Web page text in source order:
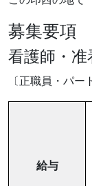
募集要項
看護師・
〔正職員・パー
給与